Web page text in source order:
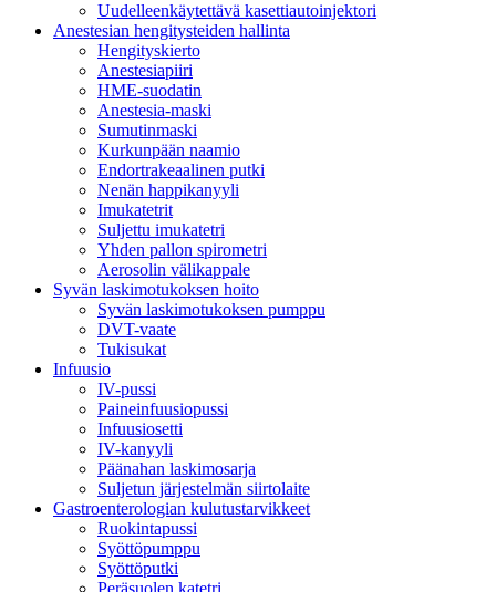
Uudelleenkäytettävä kasettiautoinjektori
Anestesian hengitysteiden hallinta
Hengityskierto
Anestesiapiiri
HME-suodatin
Anestesia-maski
Sumutinmaski
Kurkunpään naamio
Endortrakeaalinen putki
Nenän happikanyyli
Imukatetrit
Suljettu imukatetri
Yhden pallon spirometri
Aerosolin välikappale
Syvän laskimotukoksen hoito
Syvän laskimotukoksen pumppu
DVT-vaate
Tukisukat
Infuusio
IV-pussi
Paineinfuusiopussi
Infuusiosetti
IV-kanyyli
Päänahan laskimosarja
Suljetun järjestelmän siirtolaite
Gastroenterologian kulutustarvikkeet
Ruokintapussi
Syöttöpumppu
Syöttöputki
Peräsuolen katetri